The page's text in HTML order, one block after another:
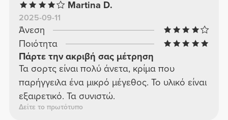
Martina D.
2025-09-11
Άνεση
Ποιότητα
Πάρτε την ακριβή σας μέτρηση
Τα σορτς είναι πολύ άνετα, κρίμα που
παρήγγειλα ένα μικρό μέγεθος. Το υλικό είναι
εξαιρετικό. Τα συνιστώ.
Δείτε το πρωτότυπο